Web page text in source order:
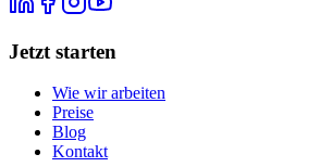
Jetzt starten
Wie wir arbeiten
Preise
Blog
Kontakt